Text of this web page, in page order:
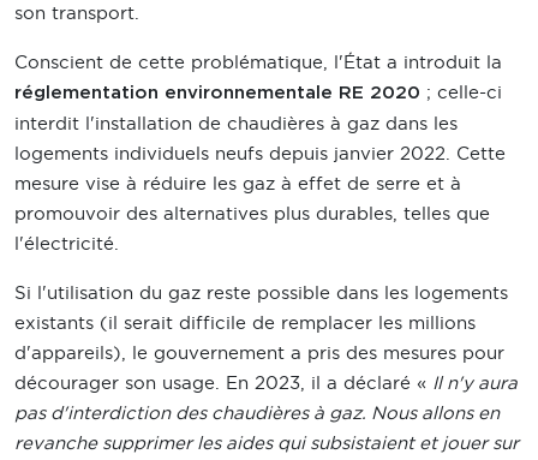
son transport.
Conscient de cette problématique, l'État a introduit la
réglementation environnementale RE 2020 ; celle-ci
interdit l'installation de chaudières à gaz dans les
logements individuels neufs depuis janvier 2022. Cette
mesure vise à réduire les gaz à effet de serre et à
promouvoir des alternatives plus durables, telles que
l'électricité.
Si l'utilisation du gaz reste possible dans les logements
existants (il serait difficile de remplacer les millions
d'appareils), le gouvernement a pris des mesures pour
décourager son usage. En 2023, il a déclaré « Il n'y aura
pas d'interdiction des chaudières à gaz. Nous allons en
revanche supprimer les aides qui subsistaient et jouer sur